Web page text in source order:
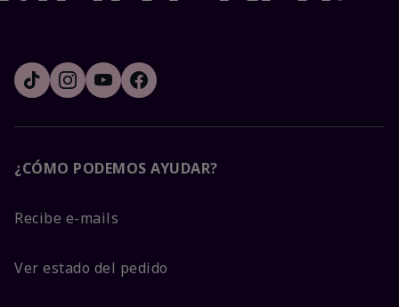
¿CÓMO PODEMOS AYUDAR?
Recibe e-mails
Ver estado del pedido